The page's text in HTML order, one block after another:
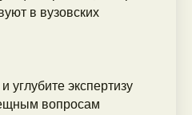
в вузовских
углубите экспертизу
вопросам